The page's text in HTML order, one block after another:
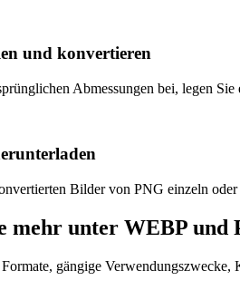
und konvertieren
Abmessungen bei, legen
Bilder von PNG einzeln
mehr unter WEBP und
gängige